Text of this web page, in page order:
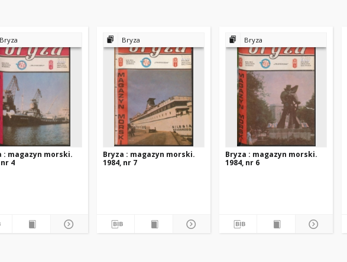
Bryza
: magazyn morski.
4
Bryza
Bryza : magazyn morski.
1984, nr 7
Bryza
Bryza : magazyn morski.
1984, nr 6